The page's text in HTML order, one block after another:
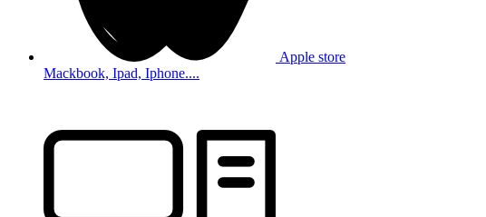
Apple store
Mackbook, Ipad, Iphone....